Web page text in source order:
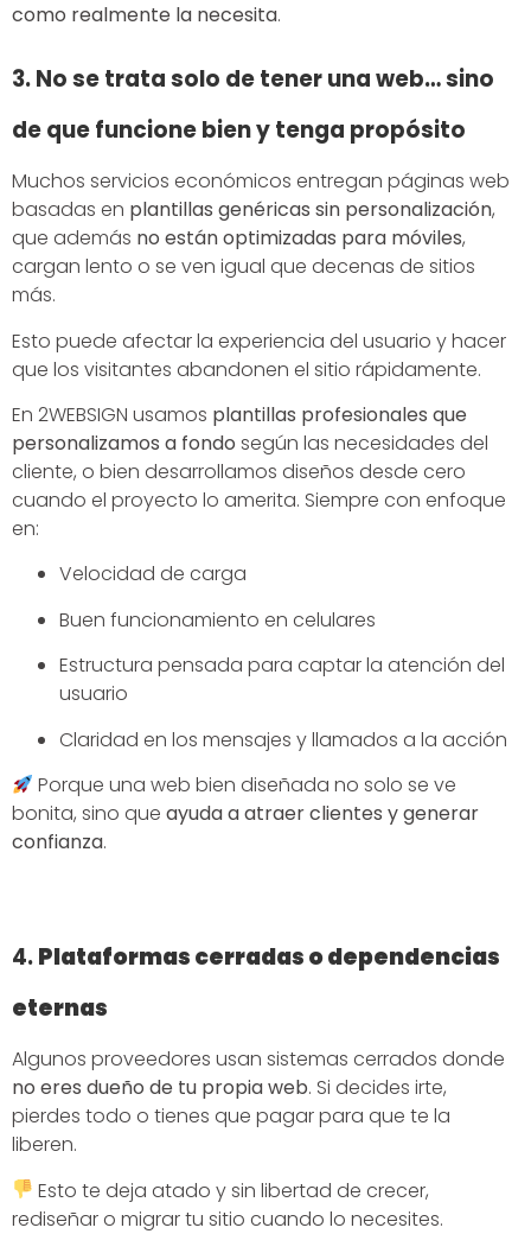
como realmente la necesita.
3. No se trata solo de tener una web… sino
de que funcione bien y tenga propósito
Muchos servicios económicos entregan páginas web
basadas en plantillas genéricas sin personalización,
que además no están optimizadas para móviles,
cargan lento o se ven igual que decenas de sitios
más.
Esto puede afectar la experiencia del usuario y hacer
que los visitantes abandonen el sitio rápidamente.
En 2WEBSIGN usamos plantillas profesionales que
personalizamos a fondo según las necesidades del
cliente, o bien desarrollamos diseños desde cero
cuando el proyecto lo amerita. Siempre con enfoque
en:
Velocidad de carga
Buen funcionamiento en celulares
Estructura pensada para captar la atención del
usuario
Claridad en los mensajes y llamados a la acción
Porque una web bien diseñada no solo se ve
bonita, sino que ayuda a atraer clientes y generar
confianza.
4.Plataformas cerradas o dependencias
eternas
Algunos proveedores usan sistemas cerrados donde
no eres dueño de tu propia web. Si decides irte,
pierdes todo o tienes que pagar para que te la
liberen.
Esto te deja atado y sin libertad de crecer,
rediseñar o migrar tu sitio cuando lo necesites.